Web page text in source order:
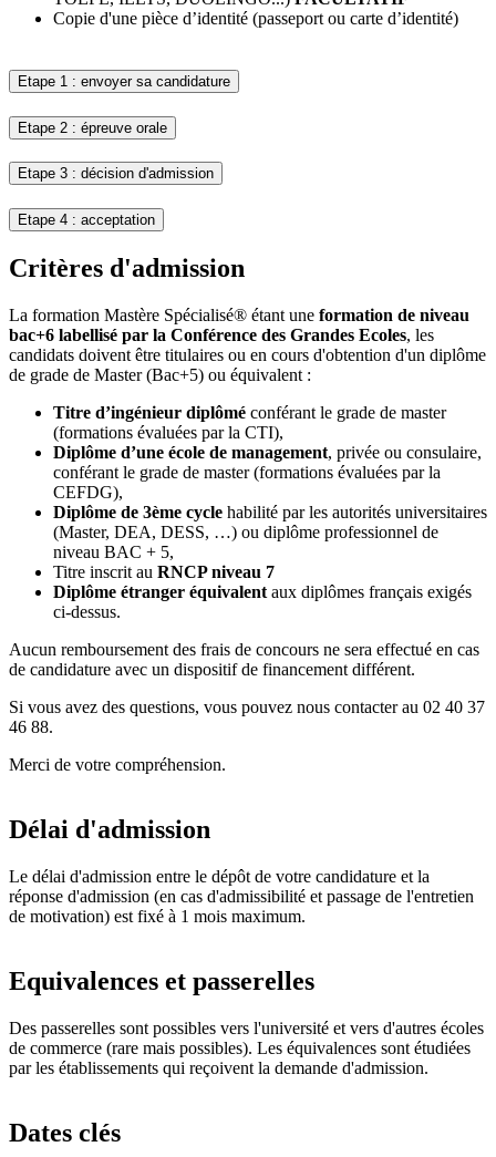
Copie d'une pièce d’identité (passeport ou carte d’identité)
Etape 1 : envoyer sa candidature
Etape 2 : épreuve orale
Etape 3 : décision d'admission
Etape 4 : acceptation
Critères d'admission
La formation Mastère Spécialisé® étant une formation de niveau
bac+6 labellisé par la Conférence des Grandes Ecoles, les
candidats doivent être titulaires ou en cours d'obtention d'un diplôme
de grade de Master (Bac+5) ou équivalent :
Titre d’ingénieur diplômé conférant le grade de master
(formations évaluées par la CTI),
Diplôme d’une école de management, privée ou consulaire,
conférant le grade de master (formations évaluées par la
CEFDG),
Diplôme de 3ème cycle habilité par les autorités universitaires
(Master, DEA, DESS, …) ou diplôme professionnel de
niveau BAC + 5,
Titre inscrit au RNCP niveau 7
Diplôme étranger équivalent aux diplômes français exigés
ci-dessus.
Aucun remboursement des frais de concours ne sera effectué en cas
de candidature avec un dispositif de financement différent.
Si vous avez des questions, vous pouvez nous contacter au 02 40 37
46 88.
Merci de votre compréhension.
Délai d'admission
Le délai d'admission entre le dépôt de votre candidature et la
réponse d'admission (en cas d'admissibilité et passage de l'entretien
de motivation) est fixé à 1 mois maximum.
Equivalences et passerelles
Des passerelles sont possibles vers l'université et vers d'autres écoles
de commerce (rare mais possibles). Les équivalences sont étudiées
par les établissements qui reçoivent la demande d'admission.
Dates clés